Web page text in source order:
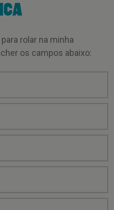
rolar na minha
os campos abaixo: